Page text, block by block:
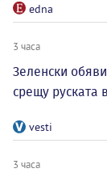
edna
3 часа
Зеленски
срещу руската
vesti
3 часа